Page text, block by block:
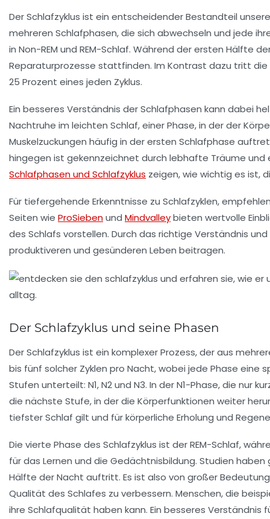
DerSchlafzyklus ist ein entscheidender Bestandteil
mehreren Schlafphasen, die sich abwechseln und jede
in Non-REM und REM-Schlaf. Während der ersten Hälfte
Reparaturprozesse stattfinden. Im Kontrast dazu tritt die
25 Prozent eines jeden Zyklus.
Ein besseres Verständnis der Schlafphasen kann dabei
Nachtruhe im leichten Schlaf, einer Phase, in der der
Muskelzuckungen häufig in der ersten Schlafphase
hingegen ist gekennzeichnet durch lebhafte Träume
Schlafphasen und Schlafzyklus zeigen, wie wichtig es ist,
Für tiefergehende Erkenntnisse zu Schlafzyklen,
Seiten wie ProSiebenund Mindvalleybieten wertvolle
des Schlafs vorstellen. Durch das richtige Verständnis
produktiveren und gesünderen Leben beitragen.
Der Schlafzyklus und seine Phasen
DerSchlafzyklus ist ein komplexer Prozess, der aus
bis fünf solcher Zyklen pro Nacht, wobei jede Phase eine
Stufen unterteilt: N1, N2 und N3. In der N1-Phase, die nur
die nächste Stufe, in der die Körperfunktionen weiter
tiefster Schlaf gilt und für körperliche Erholung und
Die vierte Phase des Schlafzyklus ist derREM-Schlaf,
für das Lernen und die Gedächtnisbildung. Studien
Hälfte der Nacht auftritt. Es ist also von großer
Qualität des Schlafes zu verbessern. Menschen, die
ihre Schlafqualität haben kann. Ein besseres Verständnis